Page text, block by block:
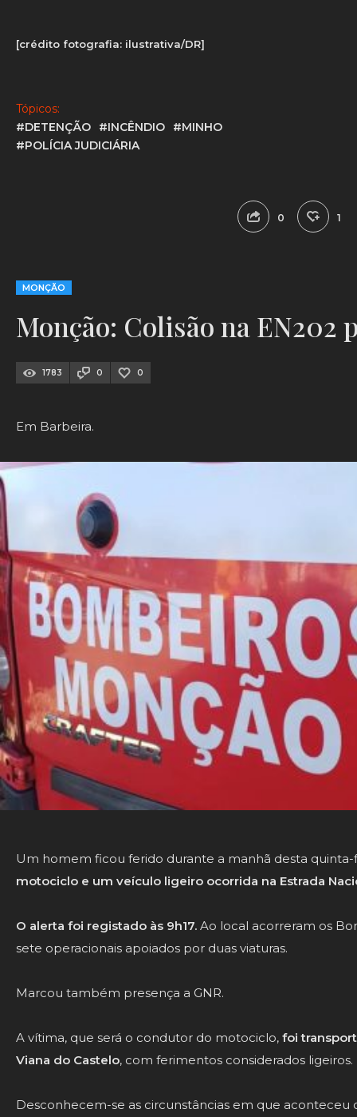
[crédito fotografia: ilustrativa/DR]
Tópicos:
#DETENÇÃO
#INCÊNDIO
#MINHO
#POLÍCIA JUDICIÁRIA
0 1
MONÇÃO
Monção: Colisão na EN202
1783 0 0
Em Barbeira.
Um homem ficou ferido durante a manhã desta
motociclo e um veículo ligeiro ocorrida na Estrada
O alerta foi registado às 9h17. Ao local acorreram os
sete operacionais apoiados por duas viaturas.
Marcou também presença a GNR.
A vítima, que será o condutor do motociclo, foi
Viana do Castelo, com ferimentos considerados ligeiros.
Desconhecem-se as circunstâncias em que aconteceu